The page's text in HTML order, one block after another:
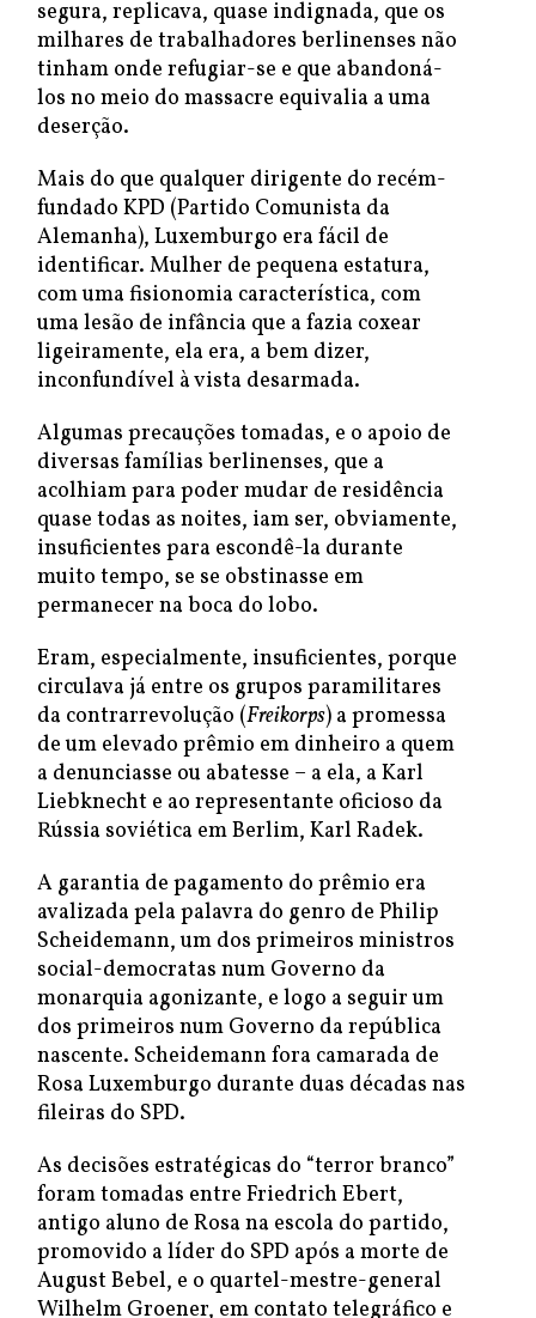
segura, replicava, quase indignada, que os
milhares de trabalhadores berlinenses não
tinham onde refugiar-se e que abandoná-
los no meio do massacre equivalia a uma
deserção.
Mais do que qualquer dirigente do recém-
fundado KPD (Partido Comunista da
Alemanha), Luxemburgo era fácil de
identificar. Mulher de pequena estatura,
com uma fisionomia característica, com
uma lesão de infância que a fazia coxear
ligeiramente, ela era, a bem dizer,
inconfundível à vista desarmada.
Algumas precauções tomadas, e o apoio de
diversas famílias berlinenses, que a
acolhiam para poder mudar de residência
quase todas as noites, iam ser, obviamente,
insuficientes para escondê-la durante
muito tempo, se se obstinasse em
permanecer na boca do lobo.
Eram, especialmente, insuficientes, porque
circulava já entre os grupos paramilitares
da contrarrevolução (Freikorps) a promessa
de um elevado prêmio em dinheiro a quem
a denunciasse ou abatesse – a ela, a Karl
Liebknecht e ao representante oficioso da
Rússia soviética em Berlim, Karl Radek.
A garantia de pagamento do prêmio era
avalizada pela palavra do genro de Philip
Scheidemann, um dos primeiros ministros
social-democratas num Governo da
monarquia agonizante, e logo a seguir um
dos primeiros num Governo da república
nascente. Scheidemann fora camarada de
Rosa Luxemburgo durante duas décadas nas
fileiras do SPD.
As decisões estratégicas do “terror branco”
foram tomadas entre Friedrich Ebert,
antigo aluno de Rosa na escola do partido,
promovido a líder do SPD após a morte de
August Bebel, e o quartel-mestre-general
Wilhelm Groener, em contato telegráfico e